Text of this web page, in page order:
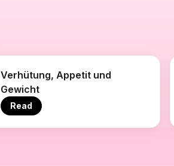
Verhütung, Appetit und
Gewicht
Read